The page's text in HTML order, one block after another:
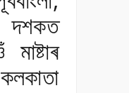
দশকত